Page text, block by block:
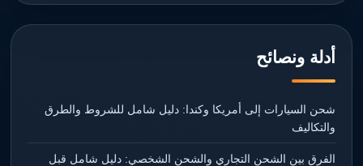
أدلة ونصائح
شحن السيارات إلى أمريكا وكندا: دليل شامل للشروط والطرق
والتكاليف
الفرق بين الشحن التجاري والشحن الشخصي: دليل شامل قبل